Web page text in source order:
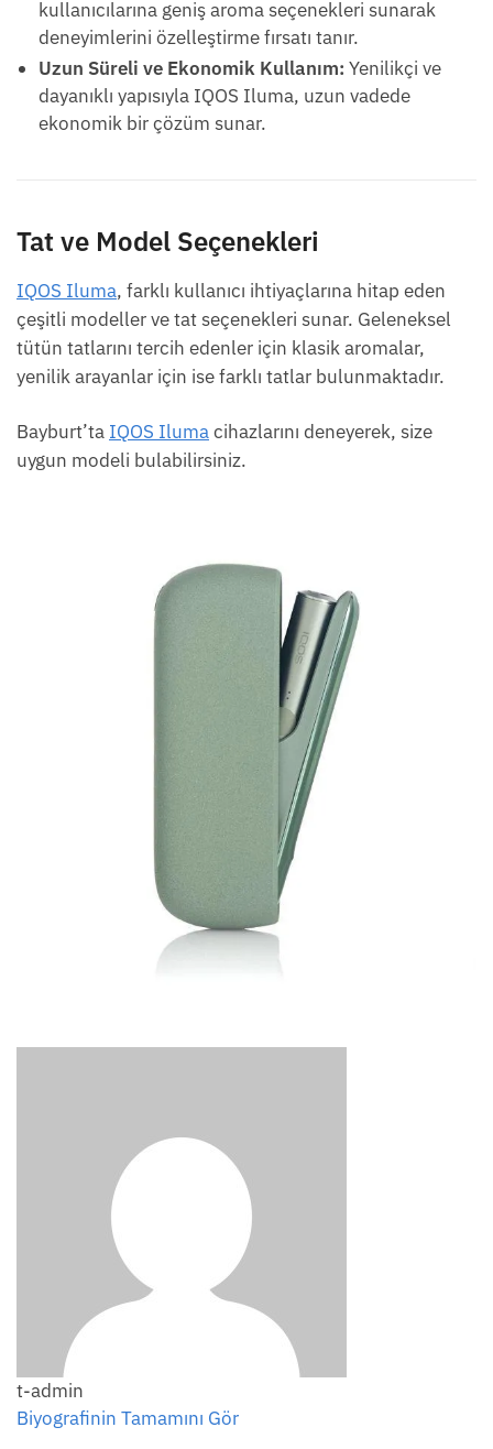
kullanıcılarına geniş aroma seçenekleri sunarak
deneyimlerini özelleştirme fırsatı tanır.
Uzun Süreli ve Ekonomik Kullanım: Yenilikçi ve
dayanıklı yapısıyla IQOS Iluma, uzun vadede
ekonomik bir çözüm sunar.
Tat ve Model Seçenekleri
IQOS Iluma, farklı kullanıcı ihtiyaçlarına hitap eden
çeşitli modeller ve tat seçenekleri sunar. Geleneksel
tütün tatlarını tercih edenler için klasik aromalar,
yenilik arayanlar için ise farklı tatlar bulunmaktadır.
Bayburt’ta IQOS Ilumacihazlarını deneyerek, size
uygun modeli bulabilirsiniz.
t-admin
Biyografinin Tamamını Gör